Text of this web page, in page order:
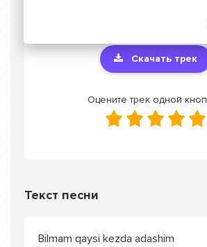
Скачать трек
Оцените трек одной
Текст песни
Bilmam qaysi kezda adashim